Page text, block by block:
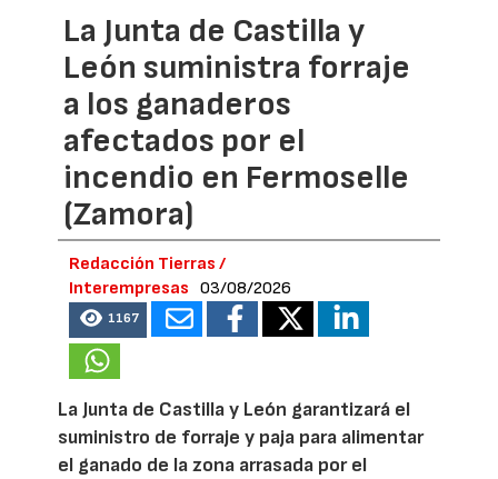
La Junta de Castilla y
León suministra forraje
a los ganaderos
afectados por el
incendio en Fermoselle
(Zamora)
Redacción Tierras /
Interempresas
03/08/2026
1167
La Junta de Castilla y León garantizará el
suministro de forraje y paja para alimentar
el ganado de la zona arrasada por el